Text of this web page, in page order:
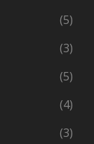
(5)
(3)
(5)
(4)
(3)